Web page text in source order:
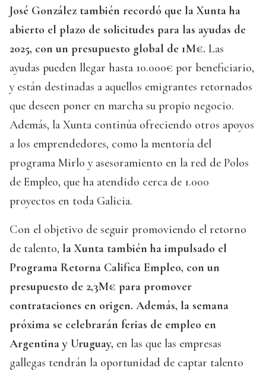
José González también recordó que la Xunta ha
abierto el plazo de solicitudes para las ayudas de
2025, con un presupuesto global de 1M€. Las
ayudas pueden llegar hasta 10.000€ por beneficiario,
y están destinadas a aquellos emigrantes retornados
que deseen poner en marcha su propio negocio.
Además, la Xunta continúa ofreciendo otros apoyos
a los emprendedores, como la mentoría del
programa Mirlo y asesoramiento en la red de Polos
de Empleo, que ha atendido cerca de 1.000
proyectos en toda Galicia.
Con el objetivo de seguir promoviendo el retorno
de talento, la Xunta también ha impulsado el
Programa Retorna Califica Empleo, con un
presupuesto de 2,3M€ para promover
contrataciones en origen. Además, la semana
próxima se celebrarán ferias de empleo en
Argentina y Uruguay, en las que las empresas
gallegas tendrán la oportunidad de captar talento